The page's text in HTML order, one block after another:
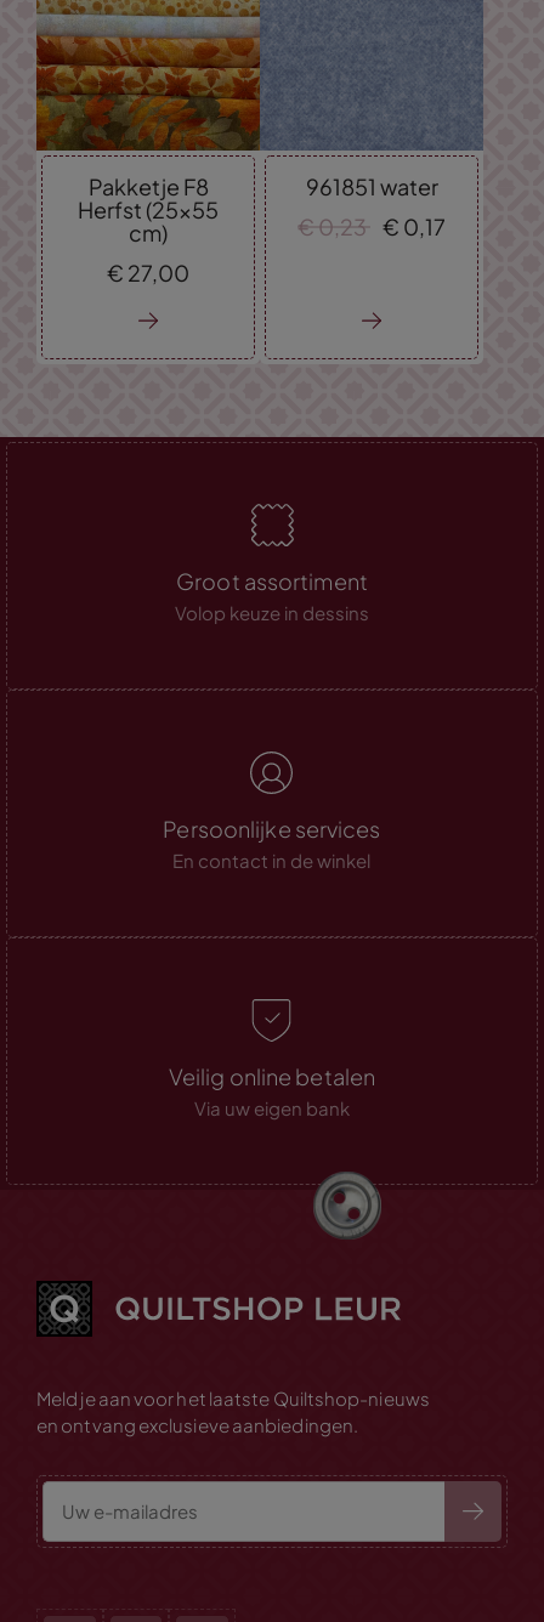
Pakketje F8
Herfst (25x55
cm)
€ 27, 00
961851 water
€ 0, 23 € 0, 17
Groot assortiment
Volop keuze in dessins
Persoonlijke services
En contact in de winkel
Veilig online betalen
Via uw eigen bank
Meld je aan voor het laatste Quiltshop-nieuws
en ontvang exclusieve aanbiedingen.